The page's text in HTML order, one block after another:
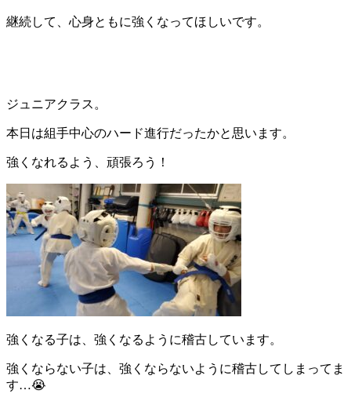
継続して、心身ともに強くなってほしいです。
ジュニアクラス。
本日は組手中心のハード進行だったかと思います。
強くなれるよう、頑張ろう！
強くなる子は、強くなるように稽古しています。
強くならない子は、強くならないように稽古してしまってま
す…😭